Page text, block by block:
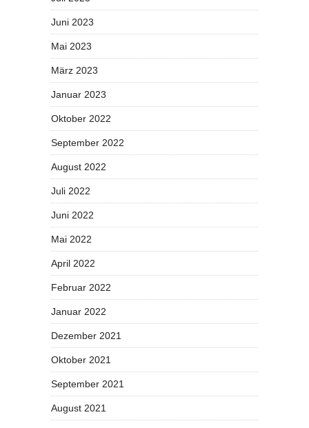
Juni 2023
Mai 2023
März 2023
Januar 2023
Oktober 2022
September 2022
August 2022
Juli 2022
Juni 2022
Mai 2022
April 2022
Februar 2022
Januar 2022
Dezember 2021
Oktober 2021
September 2021
August 2021